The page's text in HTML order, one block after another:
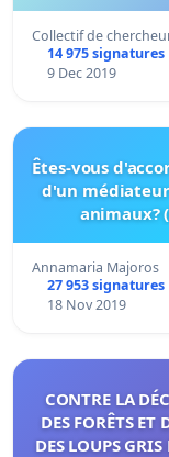
Collectif de
14 975 signatures
9 Dec 2019
Êtes-vous
d'un
animaux?
Annamaria Majoros
27 953 signatures
18 Nov 2019
CONTRE LA
DES FORÊTS ET
DES LOUPS